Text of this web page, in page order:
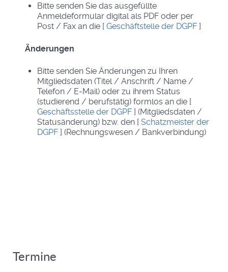
Bitte senden Sie das ausgefüllte
Anmeldeformular digital als PDF oder per
Post / Fax an die [ Geschäftstelle der DGPF ]
Änderungen
Bitte senden Sie Änderungen zu Ihren
Mitgliedsdaten (Titel / Anschrift / Name /
Telefon / E-Mail) oder zu ihrem Status
(studierend / berufstätig) formlos an die [
Geschäftsstelle der DGPF ] (Mitgliedsdaten /
Statusänderung) bzw. den [ Schatzmeister der
DGPF ] (Rechnungswesen / Bankverbindung)
Termine